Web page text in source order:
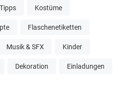
Kostüme
Flaschenetiketten
Musik & SFX Kinder
Dekoration Einladungen